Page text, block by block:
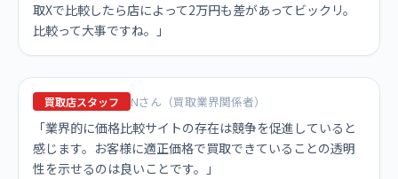
取Xで比較したら店によって2万円も差があってビックリ。
比較って大事ですね。」
買取店スタッフ Nさん（買取業界関係者）
「業界的に価格比較サイトの存在は競争を促進していると
感じます。お客様に適正価格で買取できていることの透明
性を示せるのは良いことです。」